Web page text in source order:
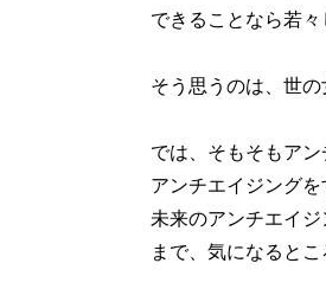
できることなら若
そう思うのは、世
では、そもそもア
アンチエイジング
未来のアンチエイ
まで、気になると